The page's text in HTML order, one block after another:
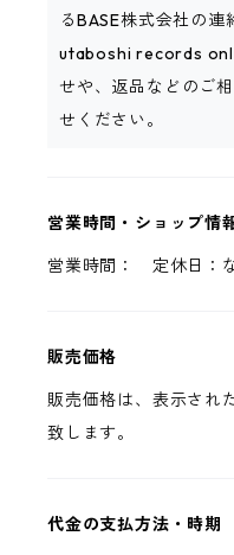
るBASE株式会社の連
utaboshi records
せや、返品などのご相
せください。
営業時間・ショップ情
営業時間： 定休日：
販売価格
販売価格は、表示され
致します。
代金の支払方法・時期